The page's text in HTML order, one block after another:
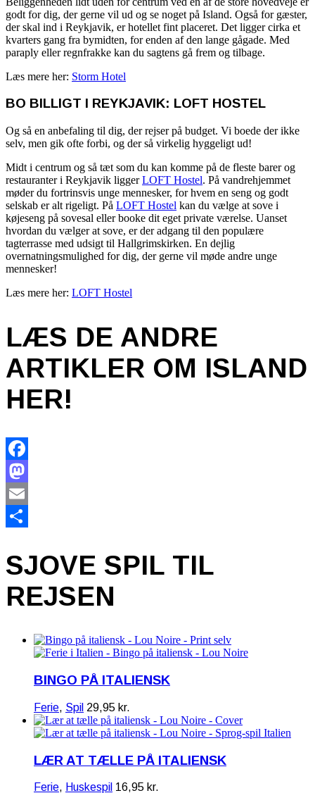
godt for dig, der gerne vil ud og se noget på Island. Også for gæster,
der skal ind i Reykjavik, er hotellet fint placeret. Det ligger cirka et
kvarters gang fra bymidten, for enden af den lange gågade. Med
paraply eller regnfrakke kan du sagtens gå frem og tilbage.
Læs mere her: Storm Hotel
BO BILLIGT I REYKJAVIK: LOFT HOSTEL
Og så en anbefaling til dig, der rejser på budget. Vi boede der ikke
selv, men gik ofte forbi, og der så virkelig hyggeligt ud!
Midt i centrum og så tæt som du kan komme på de fleste barer og
restauranter i Reykjavik liggerLOFT Hostel. På vandrehjemmet
møder du fortrinsvis unge mennesker, for hvem en seng og godt
selskab er alt rigeligt. På LOFT Hostel kan du vælge at sove i
køjeseng på sovesal eller booke dit eget private værelse. Uanset
hvordan du vælger at sove, er der adgang til den populære
tagterrasse med udsigt til Hallgrimskirken. En dejlig
overnatningsmulighed for dig, der gerne vil møde andre unge
mennesker!
Læs mere her: LOFT Hostel
LÆS DE ANDRE
ARTIKLER OM ISLAND
HER!
Facebook
Mastodon
Email
SJOVE SPIL TIL
REJSEN
BINGO PÅ ITALIENSK
Ferie, Spil 29,95 kr.
LÆR AT TÆLLE PÅ ITALIENSK
Ferie, Huskespil 16,95 kr.